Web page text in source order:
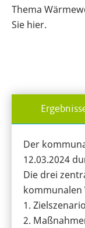
Thema
Sie hier.
Der
12.03.2024
Die drei
kommunalen
1.
2.